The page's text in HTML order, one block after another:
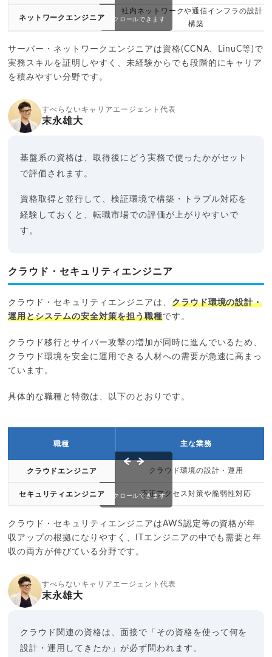
ネットワークエンジニア
社内ネットワークや通信インフラの設計・
構築
スクロールできます
サーバー・ネットワークエンジニアは資格(CCNA、LinuC等)で
実務スキルを証明しやすく、未経験からでも段階的にキャリア
を積みやすい分野です。
すべらないキャリアエージェント代表
末永雄大
基盤系の資格は、取得後にどう実務で使ったかがセット
で評価されます。
資格取得と並行して、検証環境で構築・トラブル対応を
経験しておくと、転職市場での評価が上がりやすいで
す。
クラウド・セキュリティエンジニア
クラウド・セキュリティエンジニアは、 クラウド環境の設計・
運用とシステムの安全対策を担う職種です。
クラウド移行とサイバー攻撃の増加が同時に進んでいるため、
クラウド環境を安全に運用できる人材への需要が急速に高まっ
ています。
具体的な職種と特徴は、以下のとおりです。
職種 主な業務
クラウドエンジニア クラウド環境の設計・運用
セキュリティエンジニア 不正アクセス対策や脆弱性対応
スクロールできます
クラウド・セキュリティエンジニアはAWS認定等の資格が年
収アップの根拠になりやすく、ITエンジニアの中でも需要と年
収の両方が伸びている分野です。
すべらないキャリアエージェント代表
末永雄大
クラウド関連の資格は、面接で「その資格を使って何を
設計・運用してきたか」が必ず問われます。